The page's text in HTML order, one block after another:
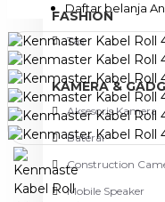
Daftar belanja
FASHION
Tas
KAMERA &
Aksesoris Kamera
Baterai
Construction
Mobile Speaker